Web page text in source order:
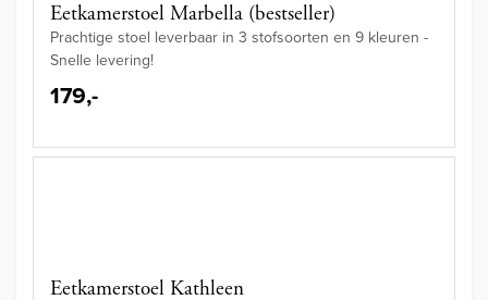
Eetkamerstoel Marbella (bestseller)
Prachtige stoel leverbaar in 3 stofsoorten en 9 kleuren -
Snelle levering!
179,-
Eetkamerstoel Kathleen